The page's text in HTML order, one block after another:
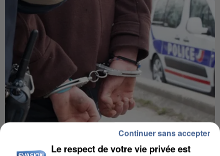
Le respect de votre vie privée est
Continuer sans accepter